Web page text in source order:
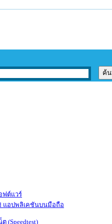
ฟต์แวร์
แอปพลิเคชันบนมือถือ
(Speedtest)